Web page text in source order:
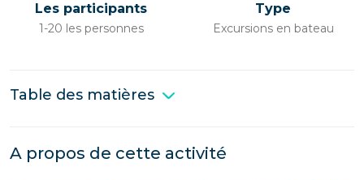
Les participants
1-20 les personnes
Type
Excursions en bateau
Table des matières
A propos de cette activité